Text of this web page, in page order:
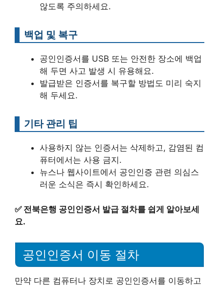
않도록 주의하세요.
백업 및 복구
공인인증서를 USB 또는 안전한 장소에 백업
해 두면 사고 발생 시 유용해요.
발급받은 인증서를 복구할 방법도 미리 숙지
해 두세요.
기타 관리 팁
사용하지 않는 인증서는 삭제하고, 감염된 컴
퓨터에서는 사용 금지.
뉴스나 웹사이트에서 공인인증 관련 의심스
러운 소식은 즉시 확인하세요.
✅ 전북은행 공인인증서 발급 절차를 쉽게 알아보세
요.
공인인증서 이동 절차
만약 다른 컴퓨터나 장치로 공인인증서를 이동하고